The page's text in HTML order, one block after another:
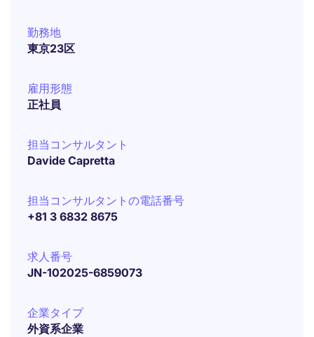
勤務地
東京23区
雇用形態
正社員
担当コンサルタント
Davide Capretta
担当コンサルタントの電話番号
+81 3 6832 8675
求人番号
JN-102025-6859073
企業タイプ
外資系企業